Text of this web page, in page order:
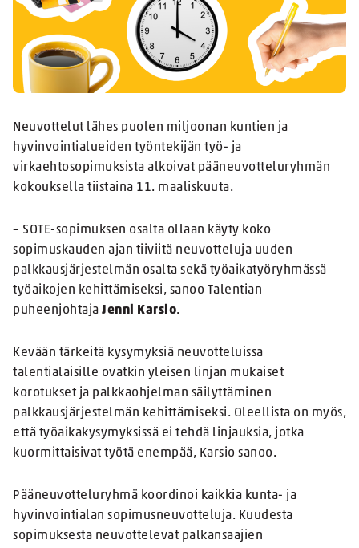
Neuvottelut lähes puolen miljoonan kuntien ja
hyvinvointialueiden työntekijän työ- ja
virkaehtosopimuksista alkoivat pääneuvotteluryhmän
kokouksella tiistaina 11. maaliskuuta.
– SOTE-sopimuksen osalta ollaan käyty koko
sopimuskauden ajan tiiviitä neuvotteluja uuden
palkkausjärjestelmän osalta sekä työaikatyöryhmässä
työaikojen kehittämiseksi, sanoo Talentian
puheenjohtaja Jenni Karsio.
Kevään tärkeitä kysymyksiä neuvotteluissa
talentialaisille ovatkin yleisen linjan mukaiset
korotukset ja palkkaohjelman säilyttäminen
palkkausjärjestelmän kehittämiseksi. Oleellista on myös,
että työaikakysymyksissä ei tehdä linjauksia, jotka
kuormittaisivat työtä enempää, Karsio sanoo.
Pääneuvotteluryhmä koordinoi kaikkia kunta- ja
hyvinvointialan sopimusneuvotteluja. Kuudesta
sopimuksesta neuvottelevat palkansaajien